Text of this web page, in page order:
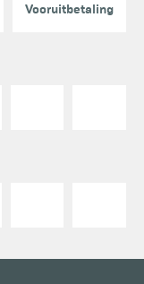
Vooruitbetaling